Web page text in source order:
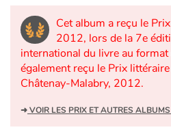
Apprentissage
Art, espace, activité
Documentaires
Cet album a reçu le
2012, lors de la 7e
international du livre au format
également reçu le Prix
Châtenay-Malabry, 2012.
➜VOIR LES PRIX ET AUTRES